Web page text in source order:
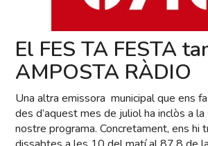
El FES TA FESTA
AMPOSTA RÀDIO
Una altra emissora municipal que ens
des d’aquest mes de juliol ha inclòs a
nostre programa. Concretament, ens hi